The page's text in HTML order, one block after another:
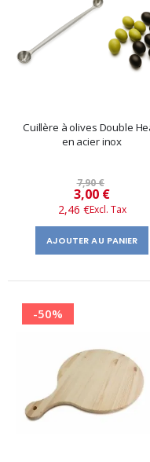
Cuillère à olives Double
en acier inox
7,90 €
Prix
​​
spécial
3,00 €
2,46 €
AJOUTER AU PANIER
-50%